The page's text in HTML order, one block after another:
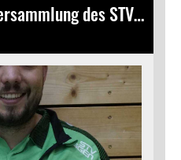
Erfolgreiche Hauptversammlung des STV Tuggen am 10. November 2023